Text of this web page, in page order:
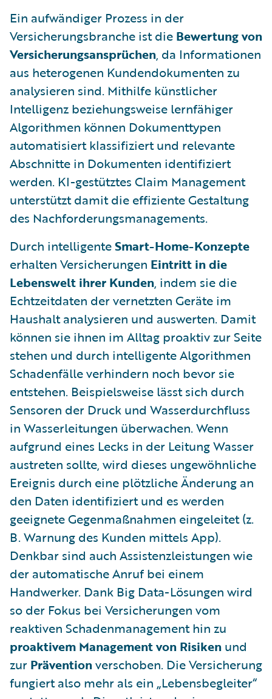
Ein aufwändiger Prozess in der
Versicherungsbranche ist die Bewertung von
Versicherungsansprüchen, da Informationen
aus heterogenen Kundendokumenten zu
analysieren sind. Mithilfe künstlicher
Intelligenz beziehungsweise lernfähiger
Algorithmen können Dokumenttypen
automatisiert klassifiziert und relevante
Abschnitte in Dokumenten identifiziert
werden. KI-gestütztes Claim Management
unterstützt damit die effiziente Gestaltung
des Nachforderungsmanagements.
Durch intelligenteSmart-Home-Konzepte
erhalten Versicherungen Eintritt in die
Lebenswelt ihrer Kunden, indem sie die
Echtzeitdaten der vernetzten Geräte im
Haushalt analysieren und auswerten. Damit
können sie ihnen im Alltag proaktiv zur Seite
stehen und durch intelligente Algorithmen
Schadenfälle verhindern noch bevor sie
entstehen. Beispielsweise lässt sich durch
Sensoren der Druck und Wasserdurchfluss
in Wasserleitungen überwachen. Wenn
aufgrund eines Lecks in der Leitung Wasser
austreten sollte, wird dieses ungewöhnliche
Ereignis durch eine plötzliche Änderung an
den Daten identifiziert und es werden
geeignete Gegenmaßnahmen eingeleitet (z.
B. Warnung des Kunden mittels App).
Denkbar sind auch Assistenzleistungen wie
der automatische Anruf bei einem
Handwerker. Dank Big Data-Lösungen wird
so der Fokus bei Versicherungen vom
reaktiven Schadenmanagement hin zu
proaktivem Management von Risiken und
zur Präventionverschoben. Die Versicherung
fungiert also mehr als ein „Lebensbegleiter“